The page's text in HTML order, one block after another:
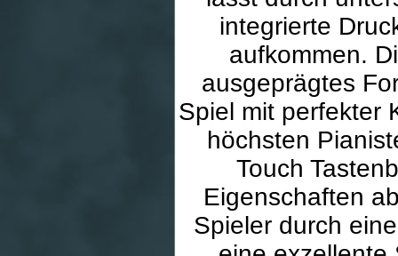
integrierte
aufkommen.
ausgeprägtes
Spiel mit perfekter
höchsten
Touch
Eigenschaften
Spieler durch